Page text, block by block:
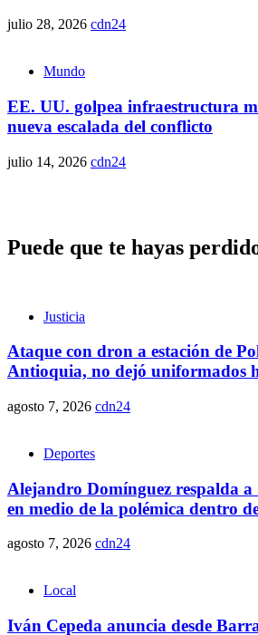
julio 28, 2026 cdn24
Mundo
EE. UU. golpea infraestructura
nueva escalada del conflicto
julio 14, 2026 cdn24
Puede que te hayas
Justicia
Ataque con dron a estación de
Antioquia, no dejó uniformados
agosto 7, 2026 cdn24
Deportes
Alejandro Domínguez respalda
en medio de la polémica dentro
agosto 7, 2026 cdn24
Local
Iván Cepeda anuncia desde